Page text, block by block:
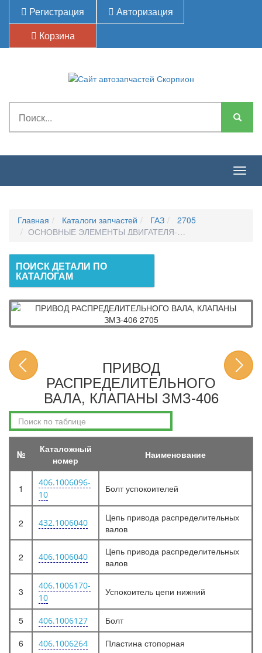
Регистрация
Авторизация
Корзина
Главная Каталоги запчастей ГАЗ
2705
ОСНОВНЫЕ ЭЛЕМЕНТЫ ДВИГАТЕЛЯ-ПРИВОД
ПОИСК ДЕТАЛИ ПО
КАТАЛОГАМ
ПРИВОД
РАСПРЕДЕЛИТЕЛЬНОГО
ВАЛА, КЛАПАНЫ ЗМЗ-406
№
Каталожный
номер
Наименование
1
406.1006096-
10
Болт успокоителей
2 432.1006040
Цепь привода распределительных
валов
2 406.1006040
Цепь привода распределительных
валов
3
406.1006170-
10
Успокоитель цепи нижний
5 406.1006127
Болт
6
406.1006264 Пластина стопорная